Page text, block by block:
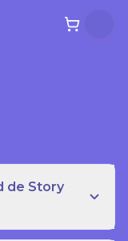
de Story